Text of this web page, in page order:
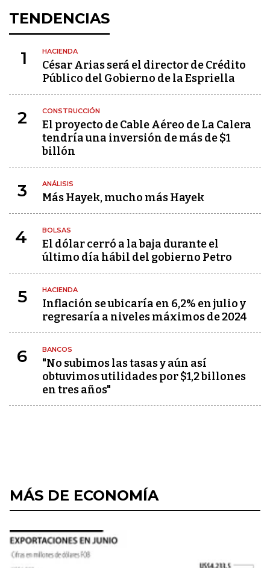
TENDENCIAS
1 HACIENDA
César Arias será el director de Crédito
Público del Gobierno de la Espriella
2 CONSTRUCCIÓN
El proyecto de Cable Aéreo de La Calera
tendría una inversión de más de $1
billón
3 ANÁLISIS
Más Hayek, mucho más Hayek
4 BOLSAS
El dólar cerró a la baja durante el
último día hábil del gobierno Petro
5 HACIENDA
Inflación se ubicaría en 6,2% en julio y
regresaría a niveles máximos de 2024
6 BANCOS
"No subimos las tasas y aún así
obtuvimos utilidades por $1,2 billones
en tres años"
MÁS DE ECONOMÍA